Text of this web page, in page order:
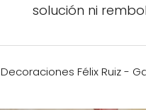
solución ni
Decoraciones Félix Ruiz -